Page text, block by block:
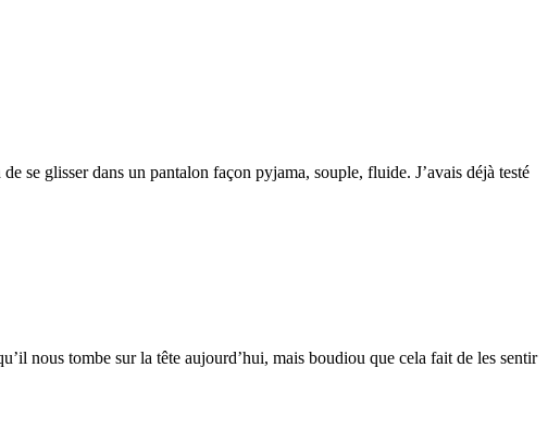
se glisser dans un pantalon façon pyjama, souple, fluide. J’avais déjà testé
nous tombe sur la tête aujourd’hui, mais boudiou que cela fait de les sentir